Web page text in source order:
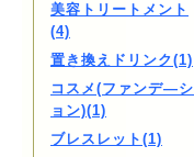
美容トリートメント
(4)
置き換えドリンク(1)
コスメ(ファンデ―シ
ョン)(1)
ブレスレット(1)